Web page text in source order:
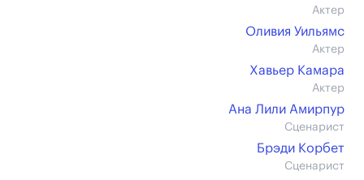
Актер
Оливия Уильямс
Актер
Хавьер Камара
Актер
Ана Лили Амирпур
Сценарист
Брэди Корбет
Сценарист